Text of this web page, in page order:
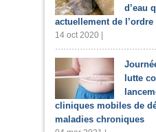
d’eau
actuellement de l’ordre
14 oct 2020 |
lutte
cliniques mobiles de
maladies chroniques